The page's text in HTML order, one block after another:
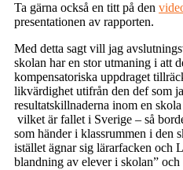
Ta gärna också en titt på den
presentationen av rapporten.
Med detta sagt vill jag
skolan har en stor utmaning i att
kompensatoriska uppdraget
likvärdighet utifrån den def som
resultatskillnaderna inom en
vilket är fallet i Sverige – så
som händer i klassrummen i den
istället ägnar sig lärarfacken och
blandning av elever i skolan”